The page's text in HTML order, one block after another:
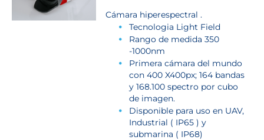
Cámara hiperespectral .
Tecnologia Light Field
Rango de medida 350
-1000nm
Primera cámara del mundo
con 400 X400px; 164 bandas
y 168.100 spectro por cubo
de imagen.
Disponible para uso en UAV,
Industrial ( IP65 ) y
submarina ( IP68)